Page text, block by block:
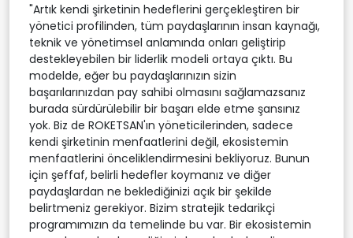
"Artık kendi şirketinin hedeflerini gerçekleştiren bir
yönetici profilinden, tüm paydaşlarının insan kaynağı,
teknik ve yönetimsel anlamında onları geliştirip
destekleyebilen bir liderlik modeli ortaya çıktı. Bu
modelde, eğer bu paydaşlarınızın sizin
başarılarınızdan pay sahibi olmasını sağlamazsanız
burada sürdürülebilir bir başarı elde etme şansınız
yok. Biz de ROKETSAN'ın yöneticilerinden, sadece
kendi şirketinin menfaatlerini değil, ekosistemin
menfaatlerini önceliklendirmesini bekliyoruz. Bunun
için şeffaf, belirli hedefler koymanız ve diğer
paydaşlardan ne beklediğinizi açık bir şekilde
belirtmeniz gerekiyor. Bizim stratejik tedarikçi
programımızın da temelinde bu var. Bir ekosistemin